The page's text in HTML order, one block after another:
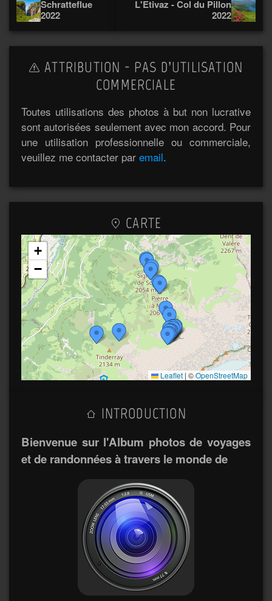
Schratteflue
2022
L'Etivaz - Col du Pillon
2022
ATTRIBUTION - PAS D’UTILISATION
COMMERCIALE
Toutes utilisations des photos à but non lucrative
sont autorisées seulement avec mon accord. Pour
une utilisation professionnelle ou commerciale,
veuillez me contacter par email.
CARTE
+
−
Leaflet | ©OpenStreetMap
INTRODUCTION
Bienvenue sur l'Album photos de voyages
et de randonnées à travers le monde de